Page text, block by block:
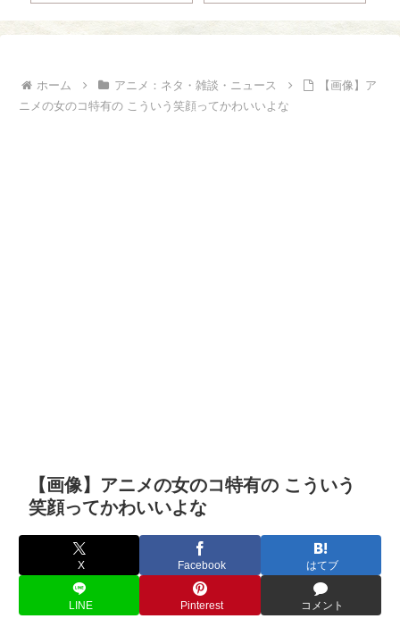
ホーム アニメ：ネタ・雑談・ニュース
【画像】ア
ニメの女のコ特有の こういう笑顔ってかわいいよな
【画像】アニメの女のコ特有の こういう
笑顔ってかわいいよな
X Facebook はてブ
LINE Pinterest コメント